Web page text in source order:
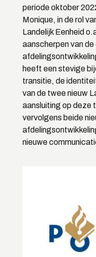
periode oktober
Monique, in de rol
Landelijk Eenheid
aanscherpen van
heeft een stevige
transitie, de
van de twee nieuw
aansluiting op deze
vervolgens beide
nieuwe